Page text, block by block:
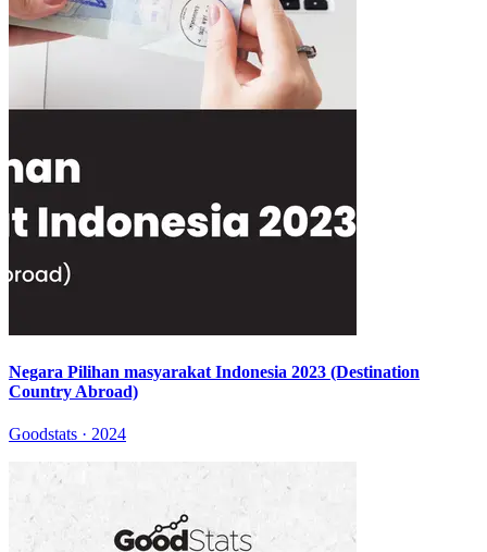
Negara Pilihan masyarakat Indonesia 2023 (Destination
Country Abroad)
Goodstats · 2024